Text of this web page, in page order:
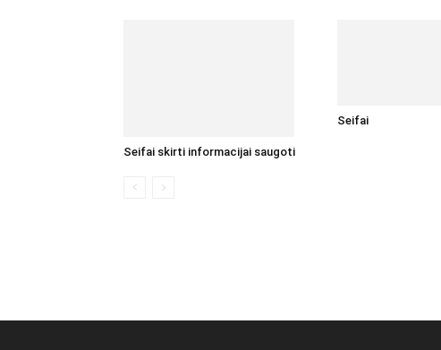
Seifai skirti informacijai saugoti
Seifai